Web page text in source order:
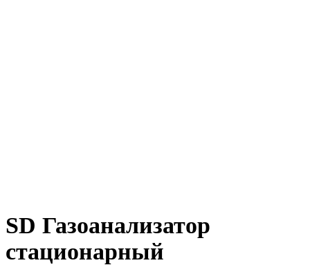
SD Газоанализатор
стационарный